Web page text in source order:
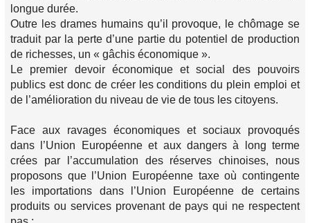
longue durée.
Outre les drames humains qu’il provoque, le chômage se
traduit par la perte d’une partie du potentiel de production
de richesses, un « gâchis économique ».
Le premier devoir économique et social des pouvoirs
publics est donc de créer les conditions du plein emploi et
de l’amélioration du niveau de vie de tous les citoyens.
Face aux ravages économiques et sociaux provoqués
dans l’Union Européenne et aux dangers à long terme
crées par l’accumulation des réserves chinoises, nous
proposons que l’Union Européenne taxe où contingente
les importations dans l’Union Européenne de certains
produits ou services provenant de pays qui ne respectent